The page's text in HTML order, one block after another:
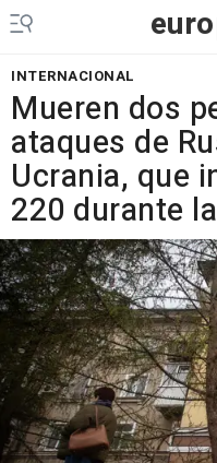
INTERNACIONAL
Mueren dos
ataques de
Ucrania, que
220 durante